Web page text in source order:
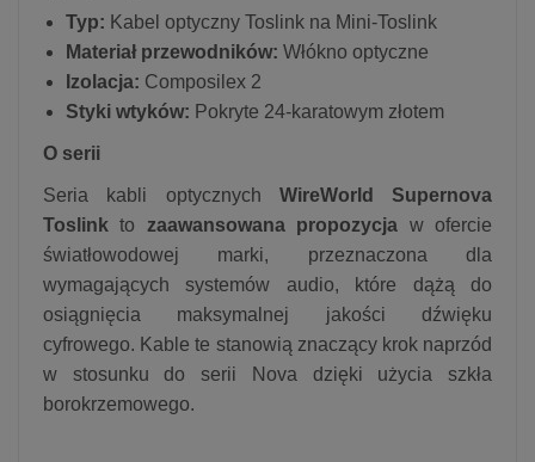
Typ: Kabel optyczny Toslink na Mini-Toslink
Materiał przewodników: Włókno optyczne
Izolacja: Composilex 2
Styki wtyków: Pokryte 24-karatowym złotem
O serii
Seria kabli optycznych WireWorld Supernova
Toslink to zaawansowana propozycja w ofercie
światłowodowej marki, przeznaczona dla
wymagających systemów audio, które dążą do
osiągnięcia maksymalnej jakości dźwięku
cyfrowego. Kable te stanowią znaczący krok naprzód
w stosunku do serii Nova dzięki użycia szkła
borokrzemowego.